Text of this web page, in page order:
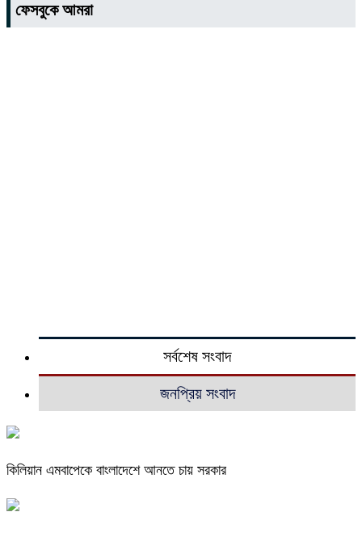
ফেসবুকে আমরা
সর্বশেষ সংবাদ
জনপ্রিয় সংবাদ
কিলিয়ান এমবাপেকে বাংলাদেশে আনতে চায় সরকার